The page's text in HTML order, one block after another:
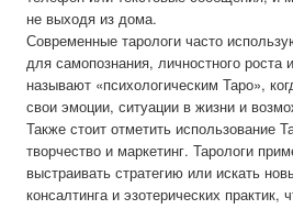
не выходя из дома.
Современные тарологи часто
для самопознания, личностного роста
называют «психологическим Таро»,
свои эмоции, ситуации в жизни и
Также стоит отметить использование
творчество и маркетинг. Тарологи
выстраивать стратегию или искать
консалтинга и эзотерических